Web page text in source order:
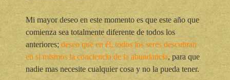
Mi mayor deseo en este momento es que este año que
comienza sea totalmente diferente de todos los
anteriores; deseo que en él, todos los seres descubran
en si mismos la conciencia de la abundancia, para que
nadie mas necesite cualquier cosa y no la pueda tener.